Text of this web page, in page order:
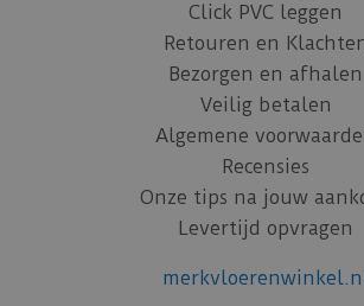
Click PVC leggen
Retouren en
Bezorgen en afhalen
Veilig betalen
Algemene
Recensies
Onze tips na jouw
Levertijd opvragen